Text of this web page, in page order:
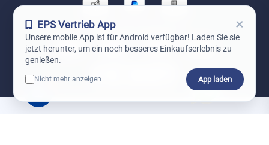
Unsere Versandpartner:
EPS Vertrieb App ×
Unsere mobile App ist für Android verfügbar! Laden Sie sie
jetzt herunter, um ein noch besseres Einkaufserlebnis zu
genießen.
Nicht mehr anzeigen App laden